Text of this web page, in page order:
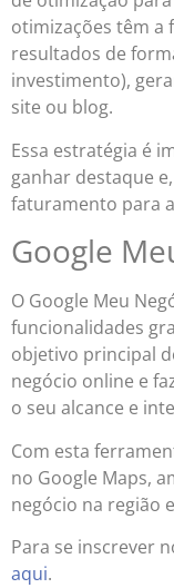
otimizações têm a
resultados de
investimento),
site ou blog.
Essa estratégia é
ganhar destaque
faturamento para
Google
O Google Meu
funcionalidades
objetivo principal
negócio online e
o seu alcance e
Com esta
no Google Maps,
negócio na região
Para se inscrever
aqui.